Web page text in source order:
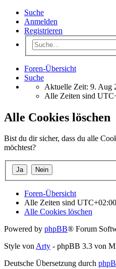
Suche
Anmelden
Registrieren
Foren-Übersicht
Suche
Aktuelle Zeit: 9. Aug
Alle Zeiten sind
Alle Cookies löschen
Bist du dir sicher, dass du alle
möchtest?
Foren-Übersicht
Alle Zeiten sind UTC+02:00
Alle Cookies löschen
Powered by phpBB® Forum
Style von Arty - phpBB 3.3 von
Deutsche Übersetzung durch